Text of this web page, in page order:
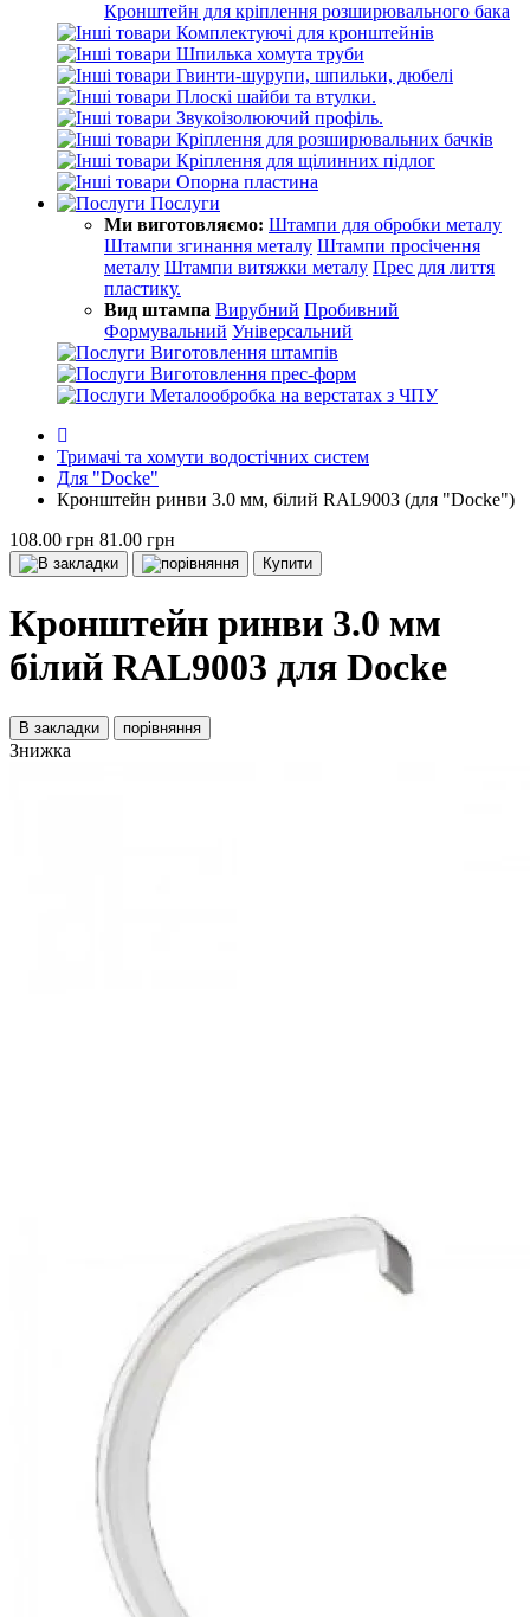
Кронштейн для кріплення розширювального бака
Комплектуючі для кронштейнів
Шпилька хомута труби
Гвинти-шурупи, шпильки, дюбелі
Плоскі шайби та втулки.
Звукоізолюючий профіль.
Кріплення для розширювальних бачків
Кріплення для щілинних підлог
Опорна пластина
Послуги
Ми виготовляємо: Штампи для обробки металу
Штампи згинання металу Штампи просічення
металу Штампи витяжки металу Прес для лиття
пластику.
Вид штампа Вирубний Пробивний
Формувальний Універсальний
Виготовлення штампів
Виготовлення прес-форм
Металообробка на верстатах з ЧПУ
Тримачі та хомути водостічних систем
Для "Docke"
Кронштейн ринви 3.0 мм, білий RAL9003 (для "Docke")
108.00 грн 81.00 грн
Купити
Кронштейн ринви 3.0 мм
білий RAL9003 для Docke
В закладки порівняння
Знижка